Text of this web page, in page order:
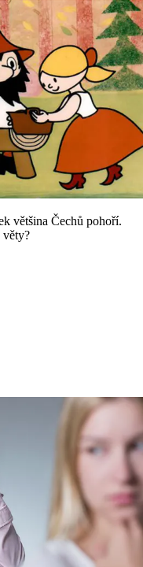
většina Čechů pohoří.
věty?